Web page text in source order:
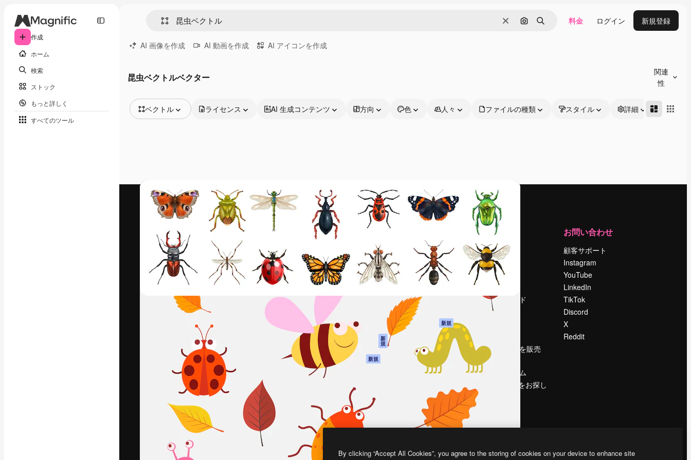
作成
ホーム
検索
ストック
もっと詳しく
すべてのツール
消去 画像で検索
検索 料金 ログイン 新規登録
AI 画像を作成 AI 動画を作成 AI アイコンを作成
昆虫ベクトルベクター
関連
性
ベクトル
動画
映像素材
モーショングラフィックス
動画テンプレート
フォント
ライセンス AI 生成コンテンツ 方向 色 人々 ファイルの種類 スタイル 詳細
最高のクリエイティブ制作を導くためのプラ
ットフォーム。クリエイター、企業、代理
店、スタジオを含む100万人以上が利用して
います。
日本語
製品
AI アシスタント
AI 画像生成ツール
AI 動画生成ツール
AI 音声合成ツール
ストックコンテン
ツ
Claude/ChatGPT
向けMCP
新
規
エージェント 新規
API
すべてのMagnificツ
Academy
ドキュメント
サポート
利用規約
プライバシーポリ
シー
オリジナル
新規
クッキーポリシー
トラストセンター
アフィリエイト
法人向け
運営
料金
会社概要
Reviews
採用情報
検索トレンド
ブログ
コンテンツを販売
する
プレスルーム
magnific.aiをお探し
お問い合わせ
顧客サポート
Instagram
YouTube
LinkedIn
TikTok
Discord
X
Reddit
Copyright © 2010- Freepik Company S.L.U.無断複写・転載を禁じます
By clicking “Accept All Cookies”, you agree to the storing of cookies on your device to enhance site